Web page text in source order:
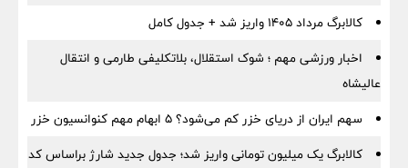
کالابرگ مرداد ۱۴۰۵ واریز شد + جدول کامل
اخبار ورزشی مهم ؛ شوک استقلال، بلاتکلیفی طارمی و انتقال
عالیشاه
سهم ایران از دریای خزر کم می‌شود؟ ۵ ابهام مهم کنوانسیون خزر
کالابرگ یک میلیون تومانی واریز شد؛ جدول جدید شارژ براساس کد